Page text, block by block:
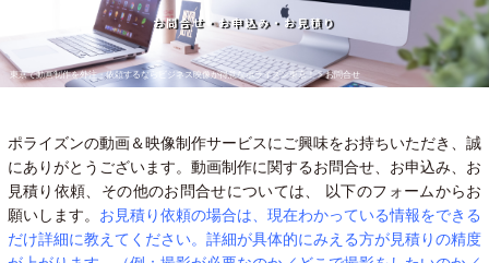
東京で動画制作を外注・依頼するならビジネス映像が得意なポライズン東京！>お問合せ
お問合せ・お申込み・お見積り
ポライズンの動画＆映像制作サービスにご興味をお持ちいただき、誠
にありがとうございます。動画制作に関するお問合せ、お申込み、お
見積り依頼、その他のお問合せについては、 以下のフォームからお
願いします。 お見積り依頼の場合は、現在わかっている情報をできる
だけ詳細に教えてください。詳細が具体的にみえる方が見積りの精度